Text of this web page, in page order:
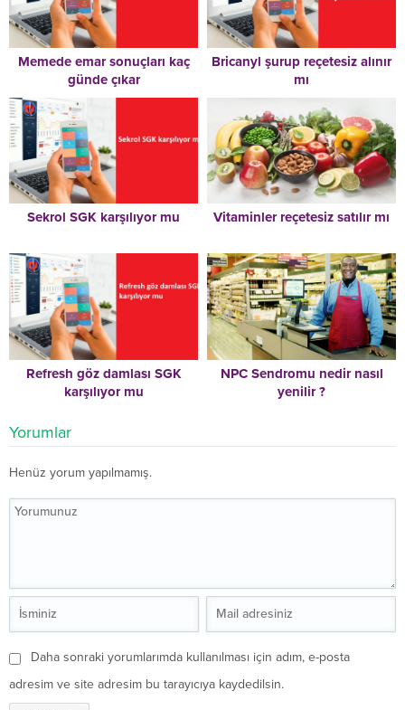
Memede emar sonuçları kaç
günde çıkar
Bricanyl şurup reçetesiz alınır
mı
Sekrol SGK karşılıyor mu Vitaminler reçetesiz satılır mı
Refresh göz damlası SGK
karşılıyor mu
NPC Sendromu nedir nasıl
yenilir ?
Yorumlar
Henüz yorum yapılmamış.
Daha sonraki yorumlarımda kullanılması için adım, e-posta
adresim ve site adresim bu tarayıcıya kaydedilsin.